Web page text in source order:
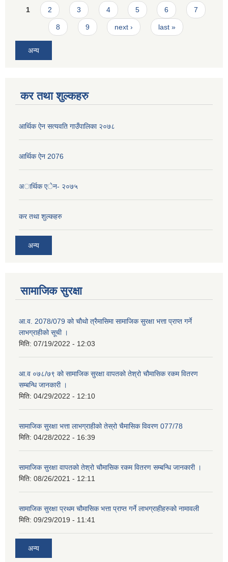
Pages
1 2 3 4 5 6 7
8 9 next › last »
अन्य
कर तथा शुल्कहरु
आर्थिक ऐन सत्यवति गाउँपालिका २०७८
आर्थिक ऐन 2076
अार्थिक एेन- २०७५
कर तथा शुल्कहरु
अन्य
सामाजिक सुरक्षा
आ.व. 2078/079 को चौथो त्रैमासिमा सामाजिक सुरक्षा भत्ता प्राप्त गर्ने
लाभग्राहीको सूची ।
मिति: 07/19/2022 - 12:03
आ.व ०७८/७९ को सामाजिक सुरक्षा वापतको तेश्रो चौमासिक रकम वितरण
सम्बन्धि जानकारी ।
मिति: 04/29/2022 - 12:10
सामाजिक सुरक्षा भत्ता लाभग्राहीको तेस्रो चैमासिक विवरण 077/78
मिति: 04/28/2022 - 16:39
सामाजिक सुरक्षा वापतको तेश्रो चौमासिक रकम वितरण सम्बन्धि जानकारी ।
मिति: 08/26/2021 - 12:11
सामाजिक सुरक्षा प्रथम चौमासिक भत्ता प्राप्त गर्ने लाभग्राहीहरुको नामावली
मिति: 09/29/2019 - 11:41
अन्य